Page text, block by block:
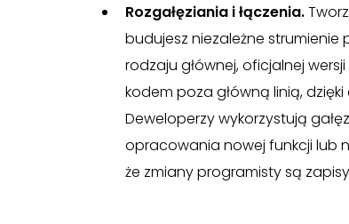
Rozgałęziania i łączenia.
budujesz niezależne strumienie
rodzaju głównej, oficjalnej
kodem poza główną linią,
Deweloperzy wykorzystują
opracowania nowej funkcji lub
że zmiany programisty są